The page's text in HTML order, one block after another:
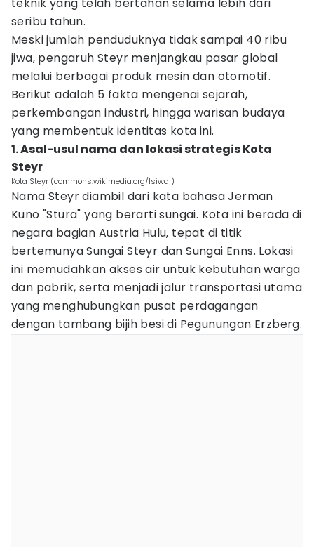
seribu tahun.
Meski jumlah penduduknya tidak sampai 40 ribu
jiwa, pengaruh Steyr menjangkau pasar global
melalui berbagai produk mesin dan otomotif.
Berikut adalah 5 fakta mengenai sejarah,
perkembangan industri, hingga warisan budaya
yang membentuk identitas kota ini.
1. Asal-usul nama dan lokasi strategis Kota
Steyr
Kota Steyr (commons.wikimedia.org/Isiwal)
Nama Steyr diambil dari kata bahasa Jerman
Kuno "Stura" yang berarti sungai. Kota ini berada di
negara bagian Austria Hulu, tepat di titik
bertemunya Sungai Steyr dan Sungai Enns. Lokasi
ini memudahkan akses air untuk kebutuhan warga
dan pabrik, serta menjadi jalur transportasi utama
yang menghubungkan pusat perdagangan
dengan tambang bijih besi di Pegunungan Erzberg.